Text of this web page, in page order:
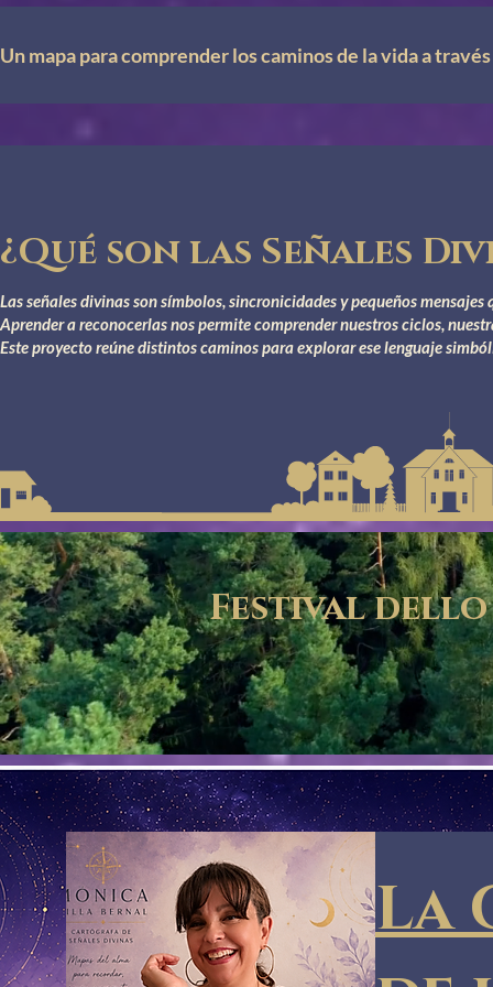
Un mapa para comprender los caminos de la vida a
¿Qué son las Señales
Las señales divinas son símbolos, sincronicidades y pequeños
Aprender a reconocerlas nos permite comprender nuestros ciclos,
Este proyecto reúne distintos caminos para explorar ese lenguaje
Festival dello
La